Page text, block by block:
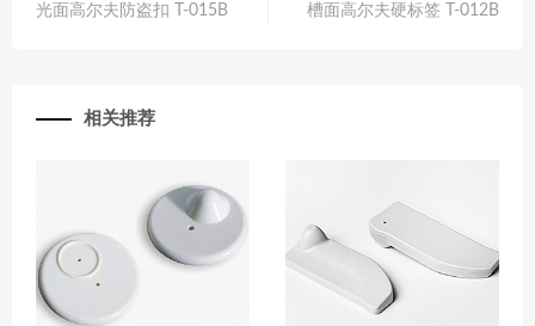
光面高尔夫防盗扣 T-015B
槽面高尔夫硬标签 T-012B
相关推荐